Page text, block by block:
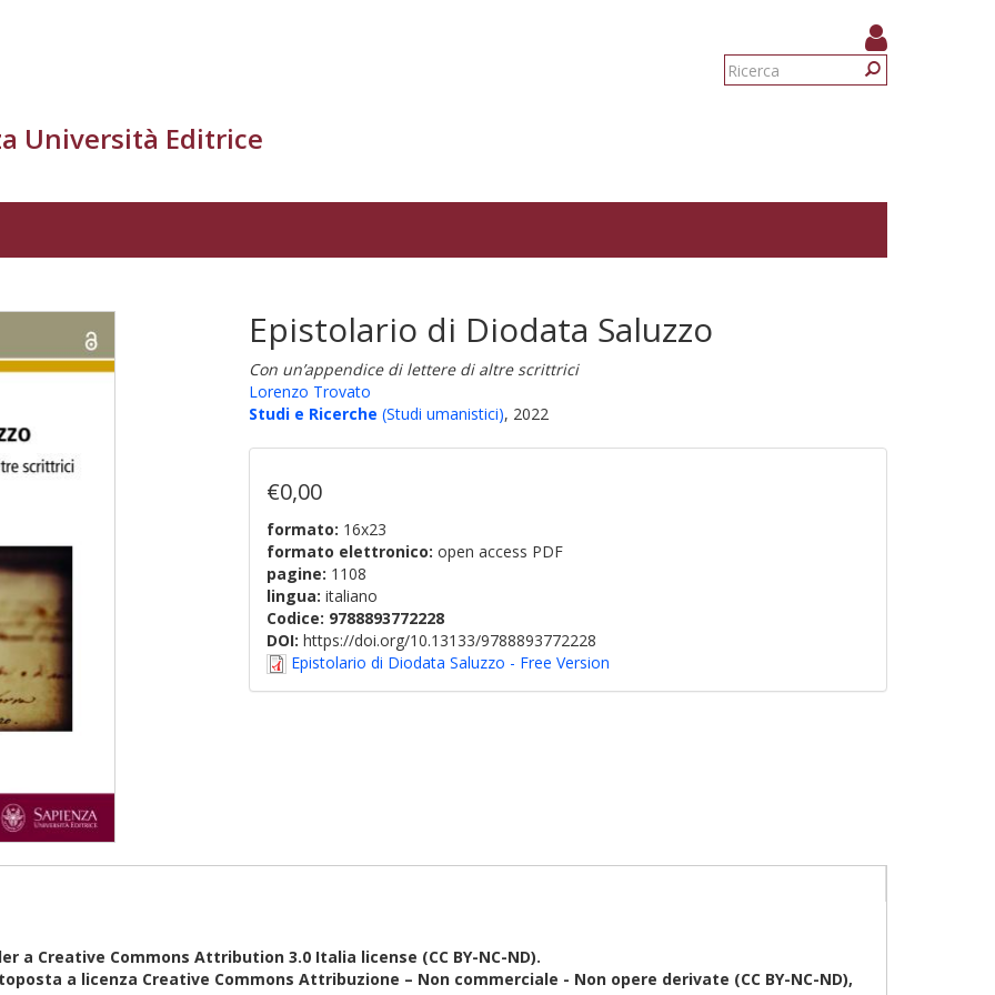
Form
Università Editrice
Epistolario di Diodata Saluzzo
Con un’appendice di lettere di altre scrittrici
Lorenzo Trovato
Studi e Ricerche (Studi umanistici), 2022
€0,00
formato: 16x23
formato elettronico: open access PDF
pagine: 1108
lingua: italiano
Codice: 9788893772228
DOI: https://doi.org/10.13133/9788893772228
Epistolario di Diodata Saluzzo - Free Version
a Creative Commons Attribution 3.0 Italia license (CC BY-NC-ND).
a licenza Creative Commons Attribuzione – Non commerciale - Non opere derivate (CC BY-NC-ND),